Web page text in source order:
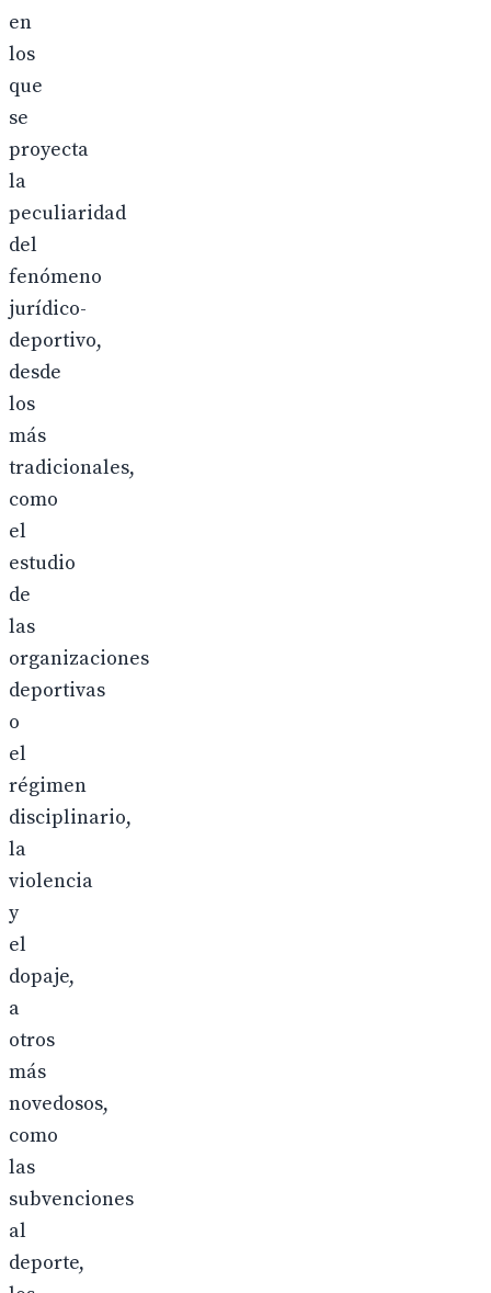
en
los
que
se
proyecta
la
peculiaridad
del
fenómeno
jurídico-
deportivo,
desde
los
más
tradicionales,
como
el
estudio
de
las
organizaciones
deportivas
o
el
régimen
disciplinario,
la
violencia
y
el
dopaje,
a
otros
más
novedosos,
como
las
subvenciones
al
deporte,